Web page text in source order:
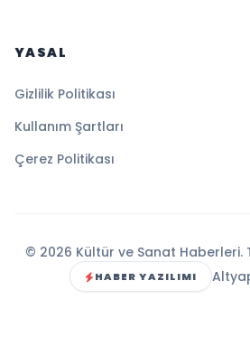
YASAL
Gizlilik Politikası
Kullanım Şartları
Çerez Politikası
© 2026 Kültür ve Sanat Haberleri.
HABER YAZILIMI